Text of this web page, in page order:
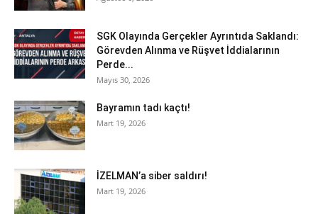
SGK Olayında Gerçekler Ayrıntıda Saklandı:
Görevden Alınma ve Rüşvet İddialarının
Perde...
Mayıs 30, 2026
Bayramın tadı kaçtı!
Mart 19, 2026
İZELMAN’a siber saldırı!
Mart 19, 2026